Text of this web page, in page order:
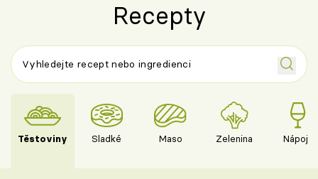
Recepty
Těstoviny Sladké Maso Zelenina Nápoje